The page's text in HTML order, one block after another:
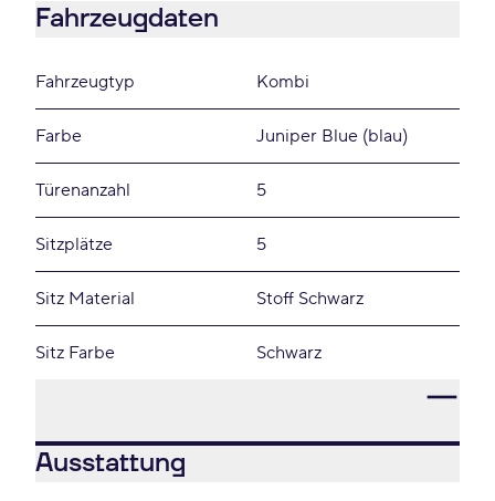
Fahrzeugdaten
Fahrzeugtyp Kombi
Farbe Juniper Blue (blau)
Türenanzahl 5
Sitzplätze 5
Sitz Material Stoff Schwarz
Sitz Farbe Schwarz
Ausstattung